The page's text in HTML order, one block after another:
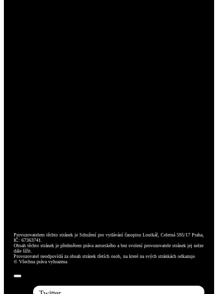
Provozovatelem těchto stránek je Sdružení pro vydávání časopisu Loutkář, Celetná 595/17 Praha,
IČ: 67363741.
Obsah těchto stránek je předmětem práva autorského a bez svolení provozovatele stránek jej nelze
dále šířit.
Provozovatel neodpovídá za obsah stránek třetích osob, na které na svých stránkách odkazuje.
© Všechna práva vyhrazena
Toggle
Navigation